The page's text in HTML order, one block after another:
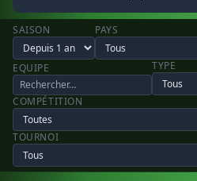
SAISON PAYS
EQUIPE TYPE
COMPÉTITION
TOURNOI